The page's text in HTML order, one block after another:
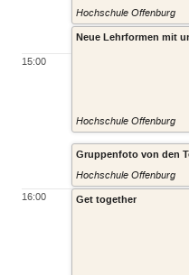
15:00
16:00
Hochschule Offenburg
Neue Lehrformen mit
Hochschule Offenburg
Gruppenfoto von den
Hochschule Offenburg
Get together